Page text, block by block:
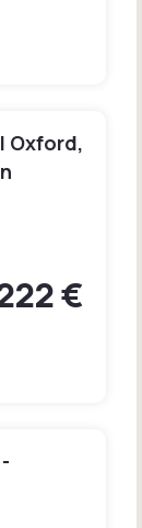
Oxford,
€